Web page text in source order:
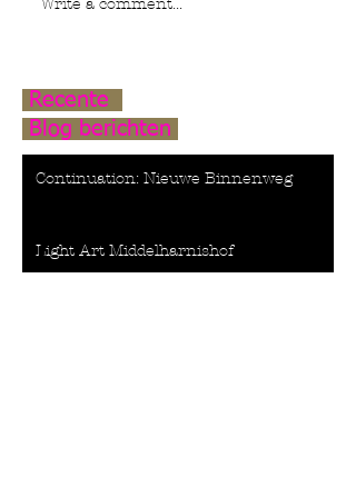
Write a comment...
Recente
Blog berichten
Continuation: Nieuwe Binnenweg
Light Art Middelharnishof